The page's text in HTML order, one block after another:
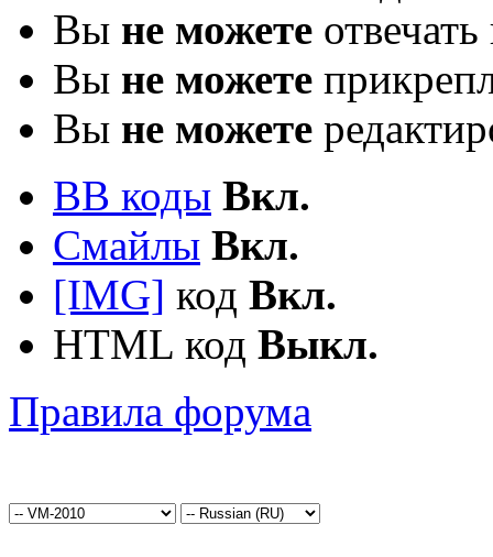
Вы не можете
Вы не можете
Вы не можете
BB коды Вкл.
Смайлы Вкл.
[IMG] код Вкл.
HTML код Выкл.
Правила форума